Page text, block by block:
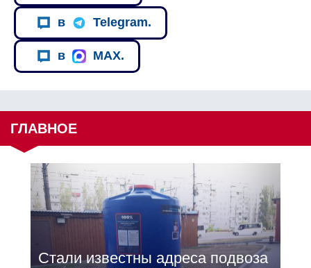
в Telegram.
в MAX.
ГЛАВНОЕ
Стали известны адреса подвоза